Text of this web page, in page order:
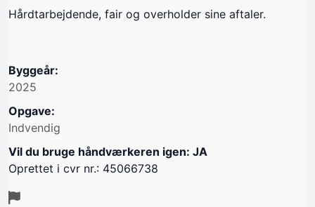
Hårdtarbejdende, fair og overholder sine aftaler.
Byggeår:
2025
Opgave:
Indvendig
Vil du bruge håndværkeren igen: JA
Oprettet i cvr nr.: 45066738